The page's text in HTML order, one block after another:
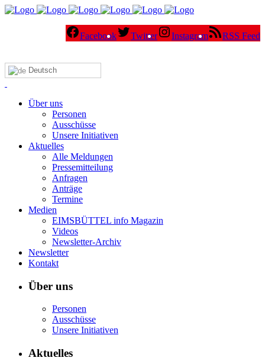
Facebook Twitter Instagram RSS Feed
Deutsch
Über uns
Personen
Ausschüsse
Unsere Initiativen
Aktuelles
Alle Meldungen
Pressemitteilung
Anfragen
Anträge
Termine
Medien
EIMSBÜTTEL info Magazin
Videos
Newsletter-Archiv
Newsletter
Kontakt
Über uns
Personen
Ausschüsse
Unsere Initiativen
Aktuelles